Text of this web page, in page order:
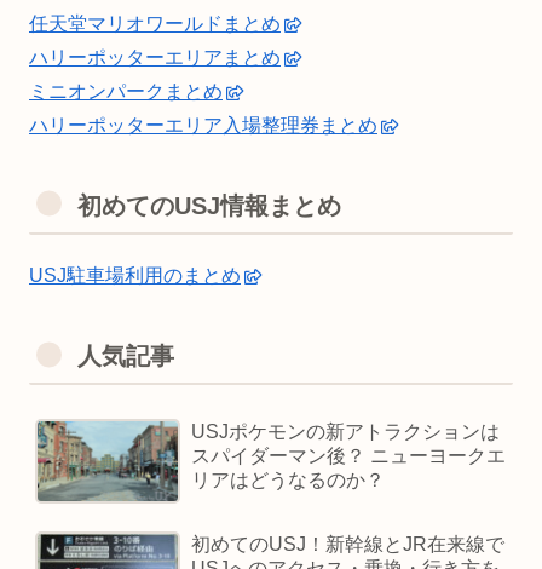
任天堂マリオワールドまとめ
ハリーポッターエリアまとめ
ミニオンパークまとめ
ハリーポッターエリア入場整理券まとめ
初めてのUSJ情報まとめ
USJ駐車場利用のまとめ
人気記事
USJポケモンの新アトラクションは
スパイダーマン後？ ニューヨークエ
リアはどうなるのか？
初めてのUSJ！新幹線とJR在来線で